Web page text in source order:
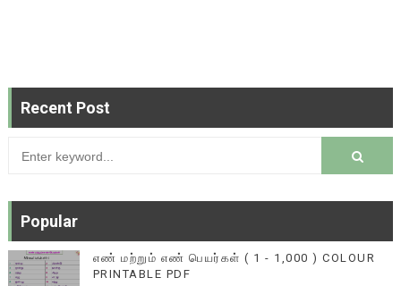
Recent Post
Popular
எண் மற்றும் எண் பெயர்கள் ( 1 - 1,000 ) COLOUR
PRINTABLE PDF